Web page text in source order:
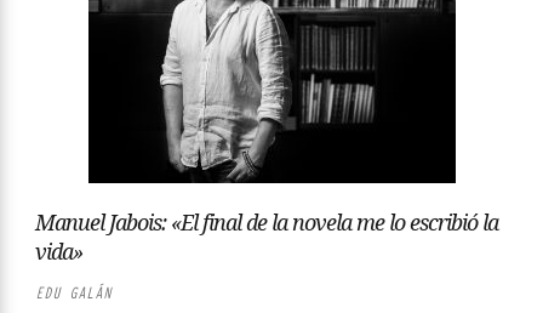
Manuel Jabois: «El final de la novela me lo escribió la
vida»
EDU GALÁN